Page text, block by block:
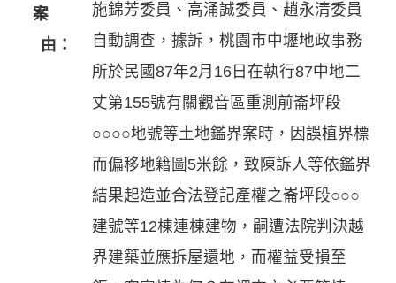
案
由：
施錦芳委員、高涌誠委員、趙永清委員
自動調查，據訴，桃園市中壢地政事務
所於民國87年2月16日在執行87中地二
丈第155號有關觀音區重測前崙坪段
○○○○地號等土地鑑界案時，因誤植界標
而偏移地籍圖5米餘，致陳訴人等依鑑界
結果起造並合法登記產權之崙坪段○○○
建號等12棟連棟建物，嗣遭法院判決越
界建築並應拆屋還地，而權益受損至